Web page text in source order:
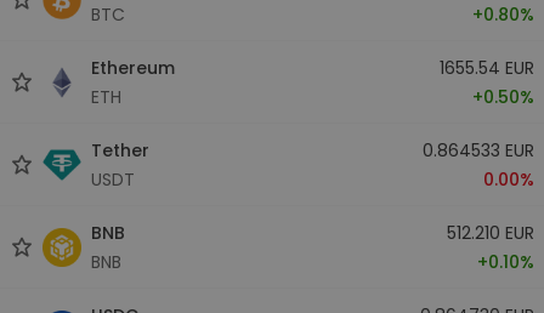
BTC
+0.80%
Ethereum
ETH
1655.54 EUR
+0.50%
Tether
USDT
0.864533 EUR
0.00%
BNB
BNB
512.210 EUR
+0.10%